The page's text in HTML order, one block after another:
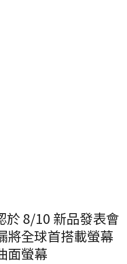
於 8/10 新品發表會
將全球首搭載螢幕
面螢幕